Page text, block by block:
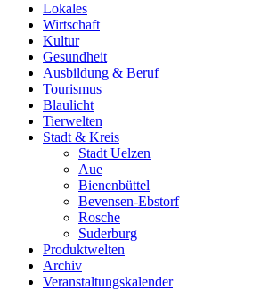
Lokales
Wirtschaft
Kultur
Gesundheit
Ausbildung & Beruf
Tourismus
Blaulicht
Tierwelten
Stadt & Kreis
Stadt Uelzen
Aue
Bienenbüttel
Bevensen-Ebstorf
Rosche
Suderburg
Produktwelten
Archiv
Veranstaltungskalender